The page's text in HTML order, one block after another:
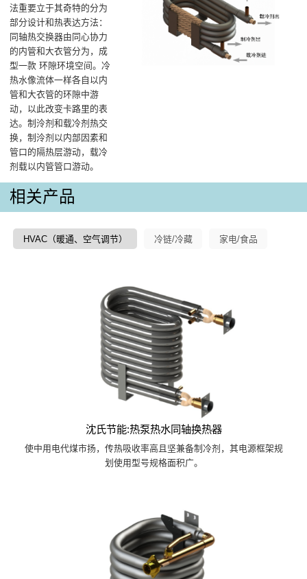
法重要立于其奇特的分为
部分设计和热表达方法：
同轴热交换器由同心协力
的内管和大衣管分为，成
型一款 环隙环境空间。冷
热水像流体一样各自以内
管和大衣管的环隙中游
动，以此改变卡路里的表
达。制泠剂和载冷剂热交
换，制泠剂以内部因素和
管口的隔热层游动，载冷
剂载以内管管口游动。
相关产品
HVAC（暖通、空气调节） 冷链/冷藏 家电/食品
沈氏节能:热泵热水同轴换热器
使中用电代煤市扬，传热吸收率高且坚兼备制冷剂，其电源框架规
划使用型号规格面积广。